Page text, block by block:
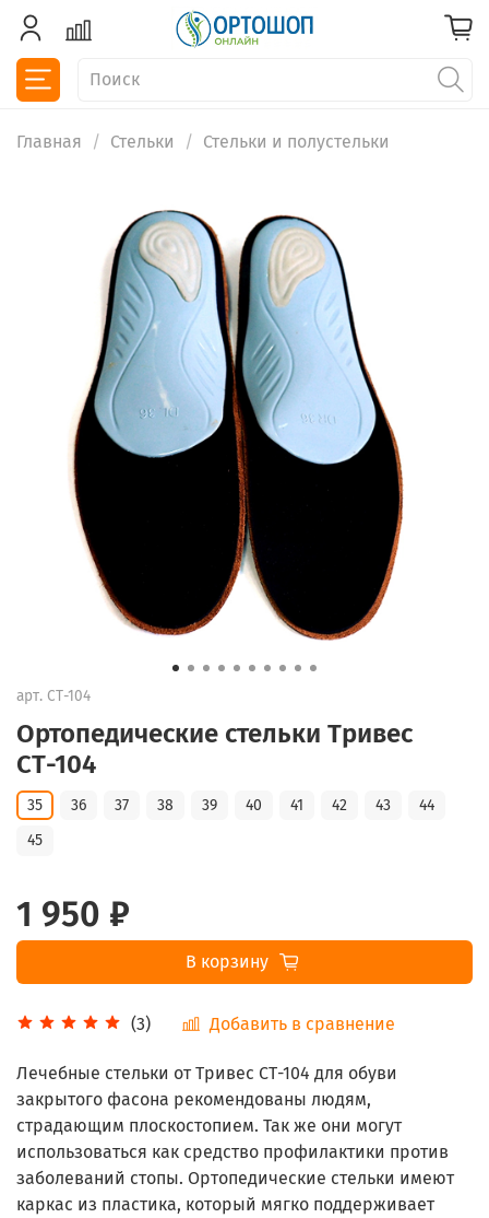
Главная Стельки Стельки и полустельки
арт. СТ-104
Ортопедические стельки Тривес
СТ-104
(3) Добавить в сравнение
35 36 37 38 39 40 41 42 43
44
45
1 950 ₽
В корзину
Лечебные стельки от Тривес СТ-104 для обуви
закрытого фасона рекомендованы людям,
страдающим плоскостопием. Так же они могут
использоваться как средство профилактики против
заболеваний стопы. Ортопедические стельки имеют
каркас из пластика, который мягко поддерживает